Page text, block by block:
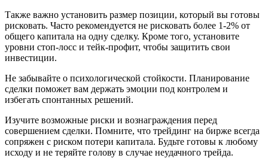
Также важно установить размер позиции, который вы готовы
рисковать. Часто рекомендуется не рисковать более 1-2% от
общего капитала на одну сделку. Кроме того, установите
уровни стоп-лосс и тейк-профит, чтобы защитить свои
инвестиции.
Не забывайте о психологической стойкости. Планирование
сделки поможет вам держать эмоции под контролем и
избегать спонтанных решений.
Изучите возможные риски и вознаграждения перед
совершением сделки. Помните, что трейдинг на бирже всегда
сопряжен с риском потери капитала. Будьте готовы к любому
исходу и не теряйте голову в случае неудачного трейда.